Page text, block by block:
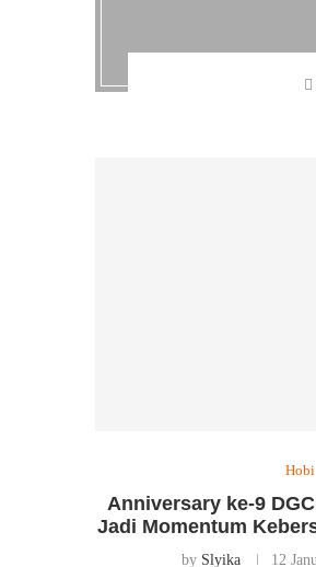
Hobi
Anniversary ke-9
Jadi Momentum
by Slyika 12